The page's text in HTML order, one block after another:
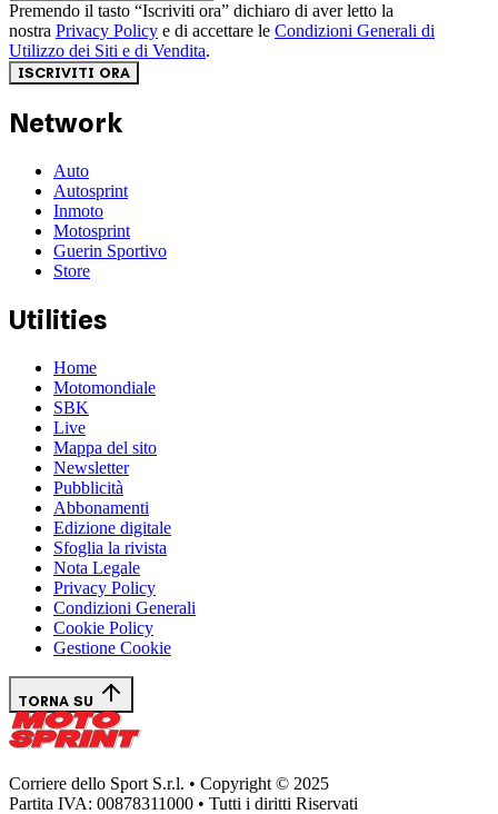
Premendo il tasto “Iscriviti ora” dichiaro di aver letto la
nostra Privacy Policy e di accettare le Condizioni Generali di
Utilizzo dei Siti e di Vendita.
ISCRIVITI ORA
Network
Auto
Autosprint
Inmoto
Motosprint
Guerin Sportivo
Store
Utilities
Home
Motomondiale
SBK
Live
Mappa del sito
Newsletter
Pubblicità
Abbonamenti
Edizione digitale
Sfoglia la rivista
Nota Legale
Privacy Policy
Condizioni Generali
Cookie Policy
Gestione Cookie
TORNA SU
Corriere dello Sport S.r.l. • Copyright © 2025
Partita IVA: 00878311000 • Tutti i diritti Riservati